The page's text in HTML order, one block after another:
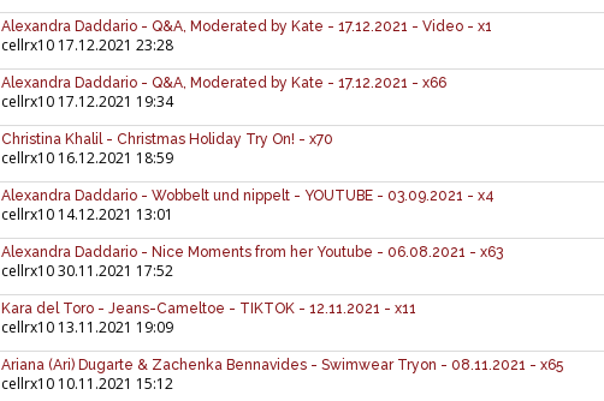
Alexandra Daddario - Q&A, Moderated by Kate - 17.12.2021 - Video - x1
cellrx10 17.12.2021 23:28
Alexandra Daddario - Q&A, Moderated by Kate - 17.12.2021 - x66
cellrx10 17.12.2021 19:34
Christina Khalil - Christmas Holiday Try On! - x70
cellrx10 16.12.2021 18:59
Alexandra Daddario - Wobbelt und nippelt - YOUTUBE - 03.09.2021 - x4
cellrx10 14.12.2021 13:01
Alexandra Daddario - Nice Moments from her Youtube - 06.08.2021 - x63
cellrx1030.11.2021 17:52
Kara del Toro - Jeans-Cameltoe - TIKTOK - 12.11.2021 - x11
cellrx10 13.11.2021 19:09
Ariana (Ari) Dugarte & Zachenka Bennavides - Swimwear Tryon - 08.11.2021 - x65
cellrx10 10.11.2021 15:12